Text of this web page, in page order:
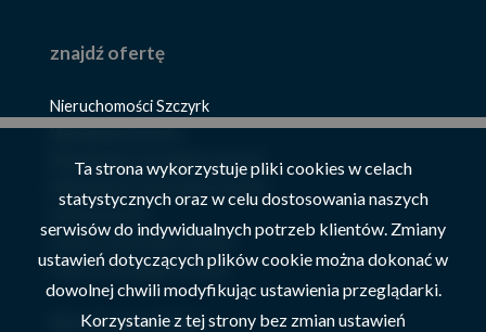
znajdź ofertę
Nieruchomości Szczyrk
Mieszkania Szczyrk
Mieszkania na wynajem Szczyrk
Domy na sprzedaż Szczyrk
Domy na wynajem Szczyrk
Nieruchomości Żywiec
Ta strona wykorzystuje pliki cookies w celach
statystycznych oraz w celu dostosowania naszych
serwisów do indywidualnych potrzeb klientów. Zmiany
ustawień dotyczących plików cookie można dokonać w
dowolnej chwili modyfikując ustawienia przeglądarki.
Korzystanie z tej strony bez zmian ustawień